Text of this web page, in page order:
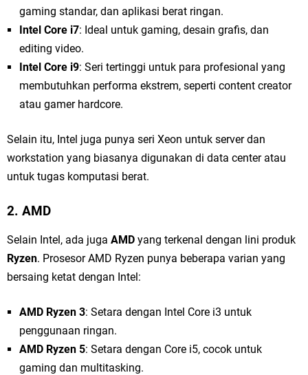
gaming standar, dan aplikasi berat ringan.
Intel Core i7: Ideal untuk gaming, desain grafis, dan
editing video.
Intel Core i9: Seri tertinggi untuk para profesional yang
membutuhkan performa ekstrem, seperti content creator
atau gamer hardcore.
Selain itu, Intel juga punya seri Xeon untuk server dan
workstation yang biasanya digunakan di data center atau
untuk tugas komputasi berat.
2. AMD
Selain Intel, ada juga AMD yang terkenal dengan lini produk
Ryzen. Prosesor AMD Ryzen punya beberapa varian yang
bersaing ketat dengan Intel:
AMD Ryzen 3: Setara dengan Intel Core i3 untuk
penggunaan ringan.
AMD Ryzen 5: Setara dengan Core i5, cocok untuk
gaming dan multitasking.